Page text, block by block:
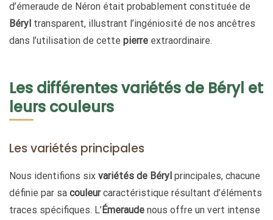
d’émeraude de Néron était probablement constituée de
Béryl transparent, illustrant l’ingéniosité de nos ancêtres
dans l’utilisation de cette pierre extraordinaire.
Les différentes variétés de Béryl et
leurs couleurs
Les variétés principales
Nous identifions six variétés de Béryl principales, chacune
définie par sa couleurcaractéristique résultant d’éléments
traces spécifiques. L’Émeraude nous offre un vert intense